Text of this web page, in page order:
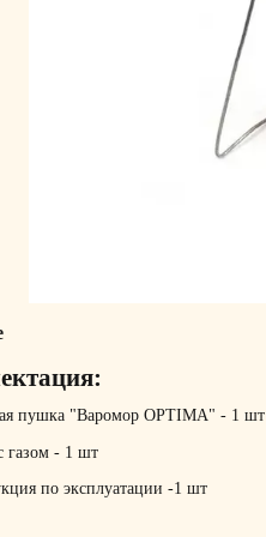
пушка "Варомор ОРТIMA" - 1 шт
газом - 1 шт
по эксплуатации -1 шт